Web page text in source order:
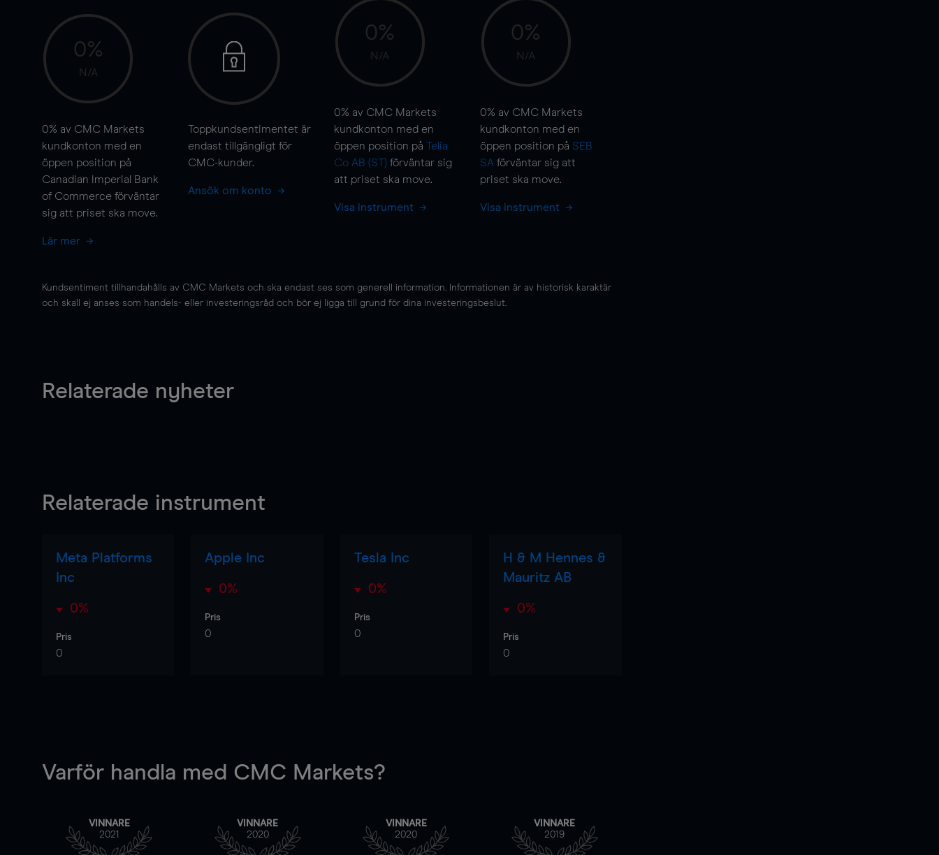
0%
N/A
0% av CMC Markets
kundkonton med en
öppen position på
Canadian Imperial Bank
of Commerce förväntar
sig att priset ska move.
Lär mer
Toppkundsentimentet är
endast tillgängligt för
CMC-kunder.
Ansök om konto
0%
N/A
0% av CMC Markets
kundkonton med en
öppen position på Telia
Co AB (ST) förväntar sig
att priset ska move.
Visa instrument
0%
N/A
0% av CMC Markets
kundkonton med en
öppen position på SEB
SA förväntar sig att
priset ska move.
Visa instrument
Kundsentiment tillhandahålls av CMC Markets och ska endast ses som generell information. Informationen är av historisk karaktär
och skall ej anses som handels- eller investeringsråd och bör ej ligga till grund för dina investeringsbeslut.
Relaterade nyheter
Relaterade instrument
Meta Platforms
Inc
0%
Pris
0
Apple Inc
0%
Pris
0
Tesla Inc
0%
Pris
0
H & M Hennes &
Mauritz AB
0%
Pris
0
Varför handla med CMC Markets?
VINNARE
2021
VINNARE
2020
VINNARE
2020
VINNARE
2019